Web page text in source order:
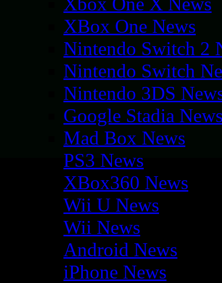
XBox One News
Nintendo Switch 2
Nintendo Switch
Nintendo 3DS
Google Stadia
Mad Box News
PS3 News
XBox360 News
Wii U News
Wii News
Android News
iPhone News